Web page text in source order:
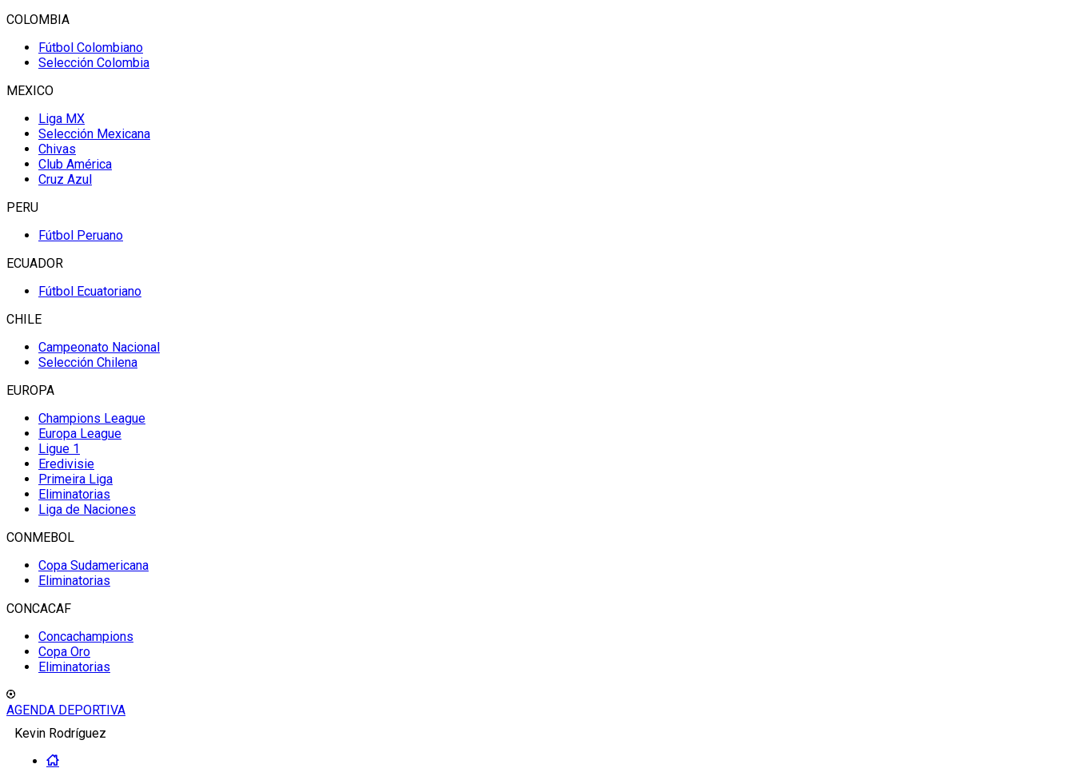
COLOMBIA
Fútbol Colombiano
Selección Colombia
MEXICO
Liga MX
Selección Mexicana
Chivas
Club América
Cruz Azul
PERU
Fútbol Peruano
ECUADOR
Fútbol Ecuatoriano
CHILE
Campeonato Nacional
Selección Chilena
EUROPA
Champions League
Europa League
Ligue 1
Eredivisie
Primeira Liga
Eliminatorias
Liga de Naciones
CONMEBOL
Copa Sudamericana
Eliminatorias
CONCACAF
Concachampions
Copa Oro
Eliminatorias
AGENDA DEPORTIVA
Kevin Rodríguez